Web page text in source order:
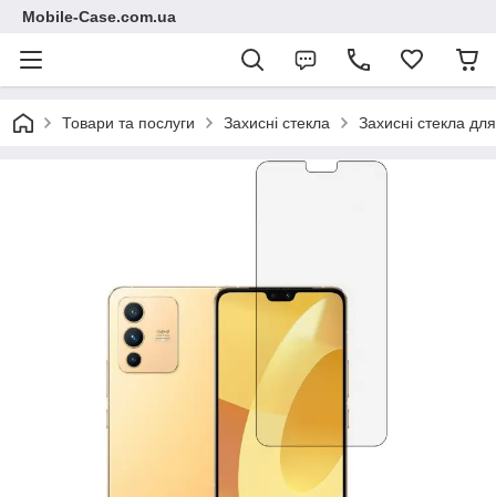
Mobile-Case.com.ua
Товари та послуги Захисні стекла Захисні стекла